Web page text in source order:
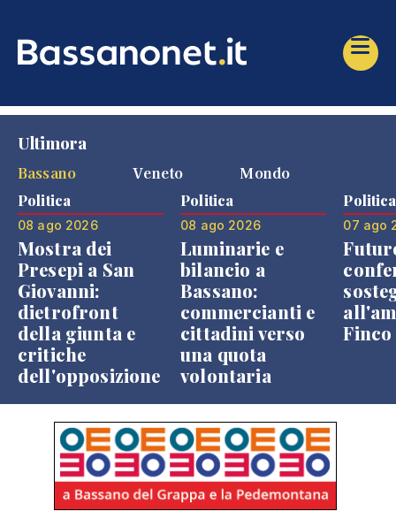
Ultimora
Bassano
Veneto Mondo
Politica
08 ago 2026
Mostra dei
Presepi a San
Giovanni:
dietrofront
della giunta e
critiche
dell'opposizione
Politica
08 ago 2026
Luminarie e
bilancio a
Bassano:
commercianti e
cittadini verso
una quota
volontaria
Politica
07 ago
Finco